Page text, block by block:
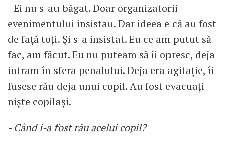
- Ei nu s-au băgat. Doar organizatorii
evenimentului insistau. Dar ideea e că au fost
de față toți. Și s-a insistat. Eu ce am putut să
fac, am făcut. Eu nu puteam să îi opresc, deja
intram în sfera penalului. Deja era agitație, îi
fusese rău deja unui copil. Au fost evacuați
niște copilași.
- Când i-a fost rău acelui copil?